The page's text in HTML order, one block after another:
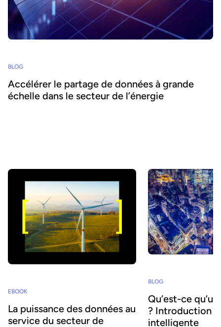
BLOG
Accélérer le partage de données à grande
échelle dans le secteur de l’énergie
EBOOK
La puissance des données au
service du secteur de
BLOG
Qu’est-ce
? Introduction
intelligente